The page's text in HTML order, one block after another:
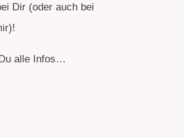
Dir (oder auch bei
alle Infos…